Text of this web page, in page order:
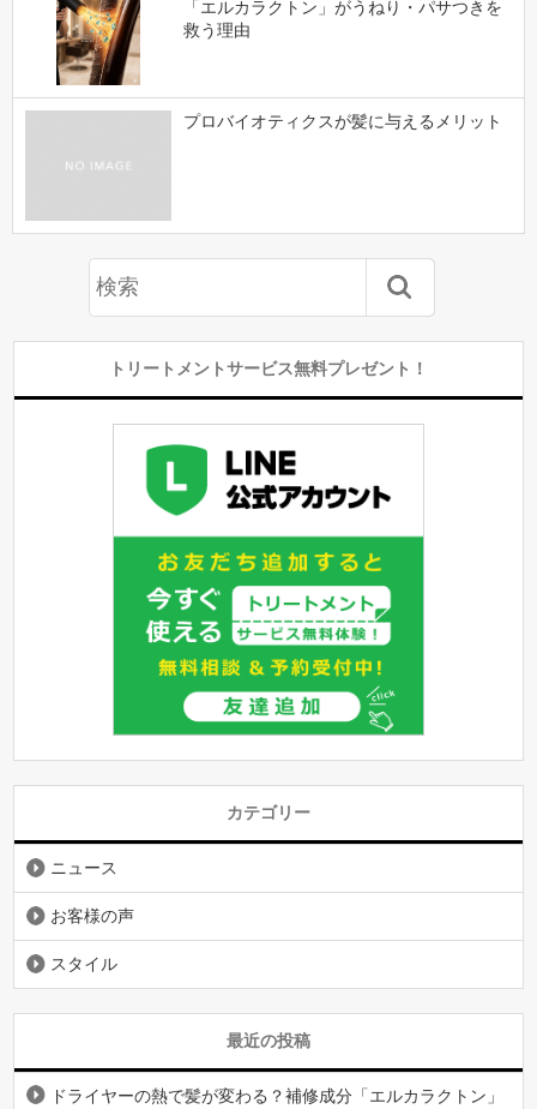
「エルカラクトン」がうねり・パサつきを
救う理由
プロバイオティクスが髪に与えるメリット
トリートメントサービス無料プレゼント！
カテゴリー
ニュース
お客様の声
スタイル
最近の投稿
ドライヤーの熱で髪が変わる？補修成分「エルカラクトン」